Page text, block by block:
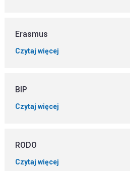
Erasmus
Czytaj więcej
BIP
Czytaj więcej
RODO
Czytaj więcej